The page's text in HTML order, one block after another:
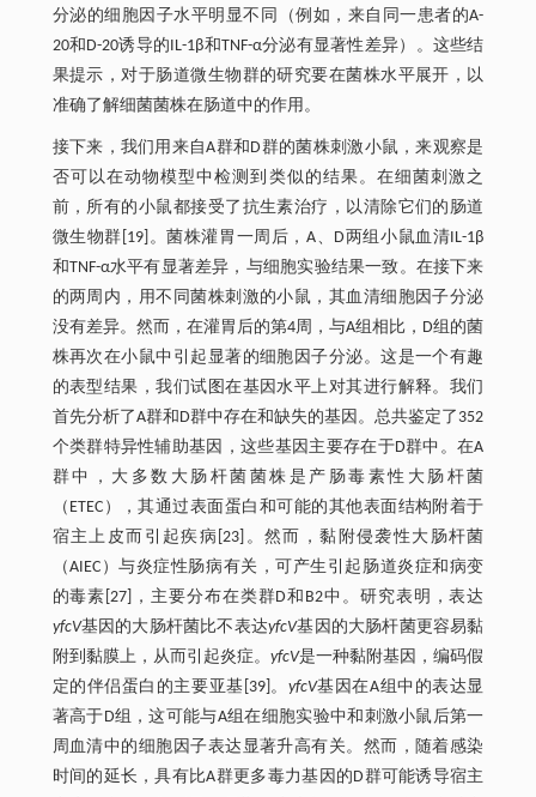
分泌的细胞因子水平明显不同（例如，来自同一患者的A-
20和D-20诱导的IL-1β和TNF-α分泌有显著性差异）。这些结
果提示，对于肠道微生物群的研究要在菌株水平展开，以
准确了解细菌菌株在肠道中的作用。
接下来，我们用来自A群和D群的菌株刺激小鼠，来观察是
否可以在动物模型中检测到类似的结果。在细菌刺激之
前，所有的小鼠都接受了抗生素治疗，以清除它们的肠道
微生物群[19]。菌株灌胃一周后，A、D两组小鼠血清IL-1β
和TNF-α水平有显著差异，与细胞实验结果一致。在接下来
的两周内，用不同菌株刺激的小鼠，其血清细胞因子分泌
没有差异。然而，在灌胃后的第4周，与A组相比，D组的菌
株再次在小鼠中引起显著的细胞因子分泌。这是一个有趣
的表型结果，我们试图在基因水平上对其进行解释。我们
首先分析了A群和D群中存在和缺失的基因。总共鉴定了352
个类群特异性辅助基因，这些基因主要存在于D群中。在A
群中，大多数大肠杆菌菌株是产肠毒素性大肠杆菌
（ETEC），其通过表面蛋白和可能的其他表面结构附着于
宿主上皮而引起疾病[23]。然而，黏附侵袭性大肠杆菌
（AIEC）与炎症性肠病有关，可产生引起肠道炎症和病变
的毒素[27]，主要分布在类群D和B2中。研究表明，表达
yfcV基因的大肠杆菌比不表达yfcV基因的大肠杆菌更容易黏
附到黏膜上，从而引起炎症。yfcV是一种黏附基因，编码假
定的伴侣蛋白的主要亚基[39]。 yfcV基因在A组中的表达显
著高于D组，这可能与A组在细胞实验中和刺激小鼠后第一
周血清中的细胞因子表达显著升高有关。然而，随着感染
时间的延长，具有比A群更多毒力基因的D群可能诱导宿主